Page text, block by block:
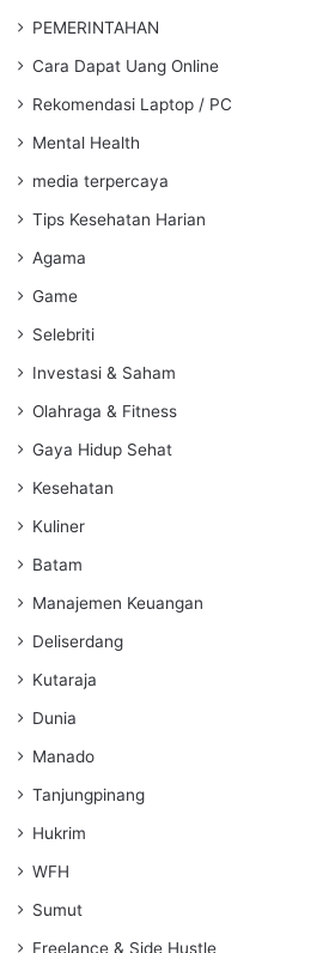
PEMERINTAHAN
Cara Dapat Uang Online
Rekomendasi Laptop / PC
Mental Health
media terpercaya
Tips Kesehatan Harian
Agama
Game
Selebriti
Investasi & Saham
Olahraga & Fitness
Gaya Hidup Sehat
Kesehatan
Kuliner
Batam
Manajemen Keuangan
Deliserdang
Kutaraja
Dunia
Manado
Tanjungpinang
Hukrim
WFH
Sumut
Freelance & Side Hustle